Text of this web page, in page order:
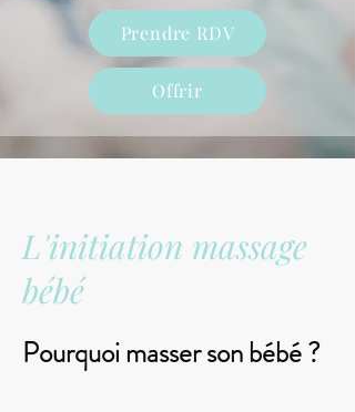
Prendre RDV
Offrir
L'initiation massage
bébé
Pourquoi masser son bébé ?